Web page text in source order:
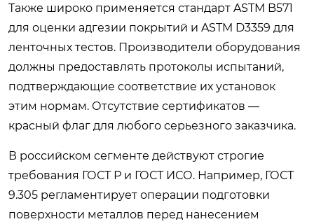
Также широко применяется стандарт ASTM B571
для оценки адгезии покрытий и ASTM D3359 для
ленточных тестов. Производители оборудования
должны предоставлять протоколы испытаний,
подтверждающие соответствие их установок
этим нормам. Отсутствие сертификатов —
красный флаг для любого серьезного заказчика.
В российском сегменте действуют строгие
требования ГОСТ Р и ГОСТ ИСО. Например, ГОСТ
9.305 регламентирует операции подготовки
поверхности металлов перед нанесением